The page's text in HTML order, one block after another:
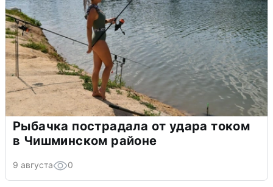
Рыбачка пострадала от удара током
в Чишминском районе
9 августа 0